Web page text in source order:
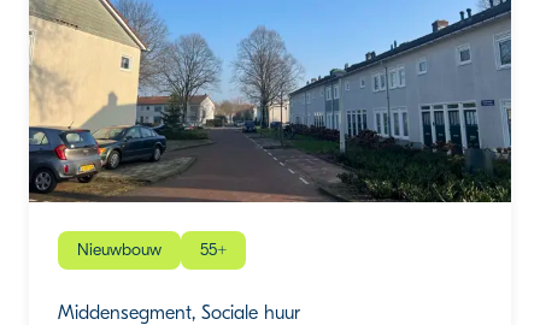
Nieuwbouw 55+
Middensegment, Sociale huur